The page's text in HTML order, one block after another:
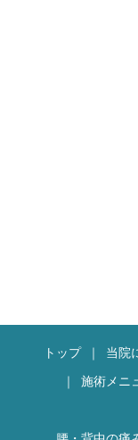
トップ 当院
施術メニ